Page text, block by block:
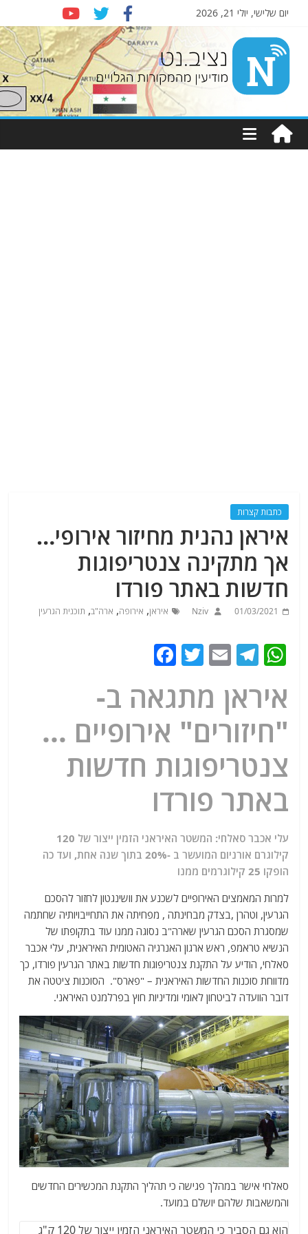
יום שלישי, יולי 21, 2026
Nziv.net
מודיעין
מהמקורות
כתבות קצרות
איראן נהנית מחיזור אירופי…
אך מתקינה צנטריפוגות
חדשות באתר פורדו
01/03/2021
Nziv איראן, אירופה, ארה"ב, תוכנית הגרעין
W
at
s
A
p
p
T
e
g
ra
m
E
ai
l
T
itt
er
c
e
b
o
o
איראן מתגאה ב-
"חיזורים" אירופיים …
צנטריפוגות חדשות
באתר פורדו
עלי אכבר סאלחי: המשטר האיראני הזמין ייצור של 120
קילוגרם אורניום המועשר ב -20% בתוך שנה אחת, ועד כה
הופקו 25 קילוגרמים ממנו
למרות המאמצים האירופיים לשכנע את וושינגטון לחזור להסכם
הגרעין, וטהרן ,בצדק מבחינתה , מפחיתה את התחייבויותיה שחתמה
שמסגרת הסכם הגרעין שארה"ב נסוגה ממנו עוד בתקופתו של
הנשיא טראמפ, ראש ארגון האנרגיה האטומית האיראנית, עלי אכבר
סאלחי, הודיע ​​על התקנת צנטריפוגות חדשות באתר הגרעין פורדו, כך
מדווחת סוכנות החדשות האיראנית – "פארס". הסוכנות ציטטה את
דובר הוועדה לביטחון לאומי ומדיניות חוץ בפרלמנט האיראני.
סאלחי אישר במהלך פגישה כי תהליך התקנת המכשירים החדשים
והמשאבות שלהם יושלם במועד.
הוא גם הסביר כי המשטר האיראני הזמין ייצור של 120 ק"ג